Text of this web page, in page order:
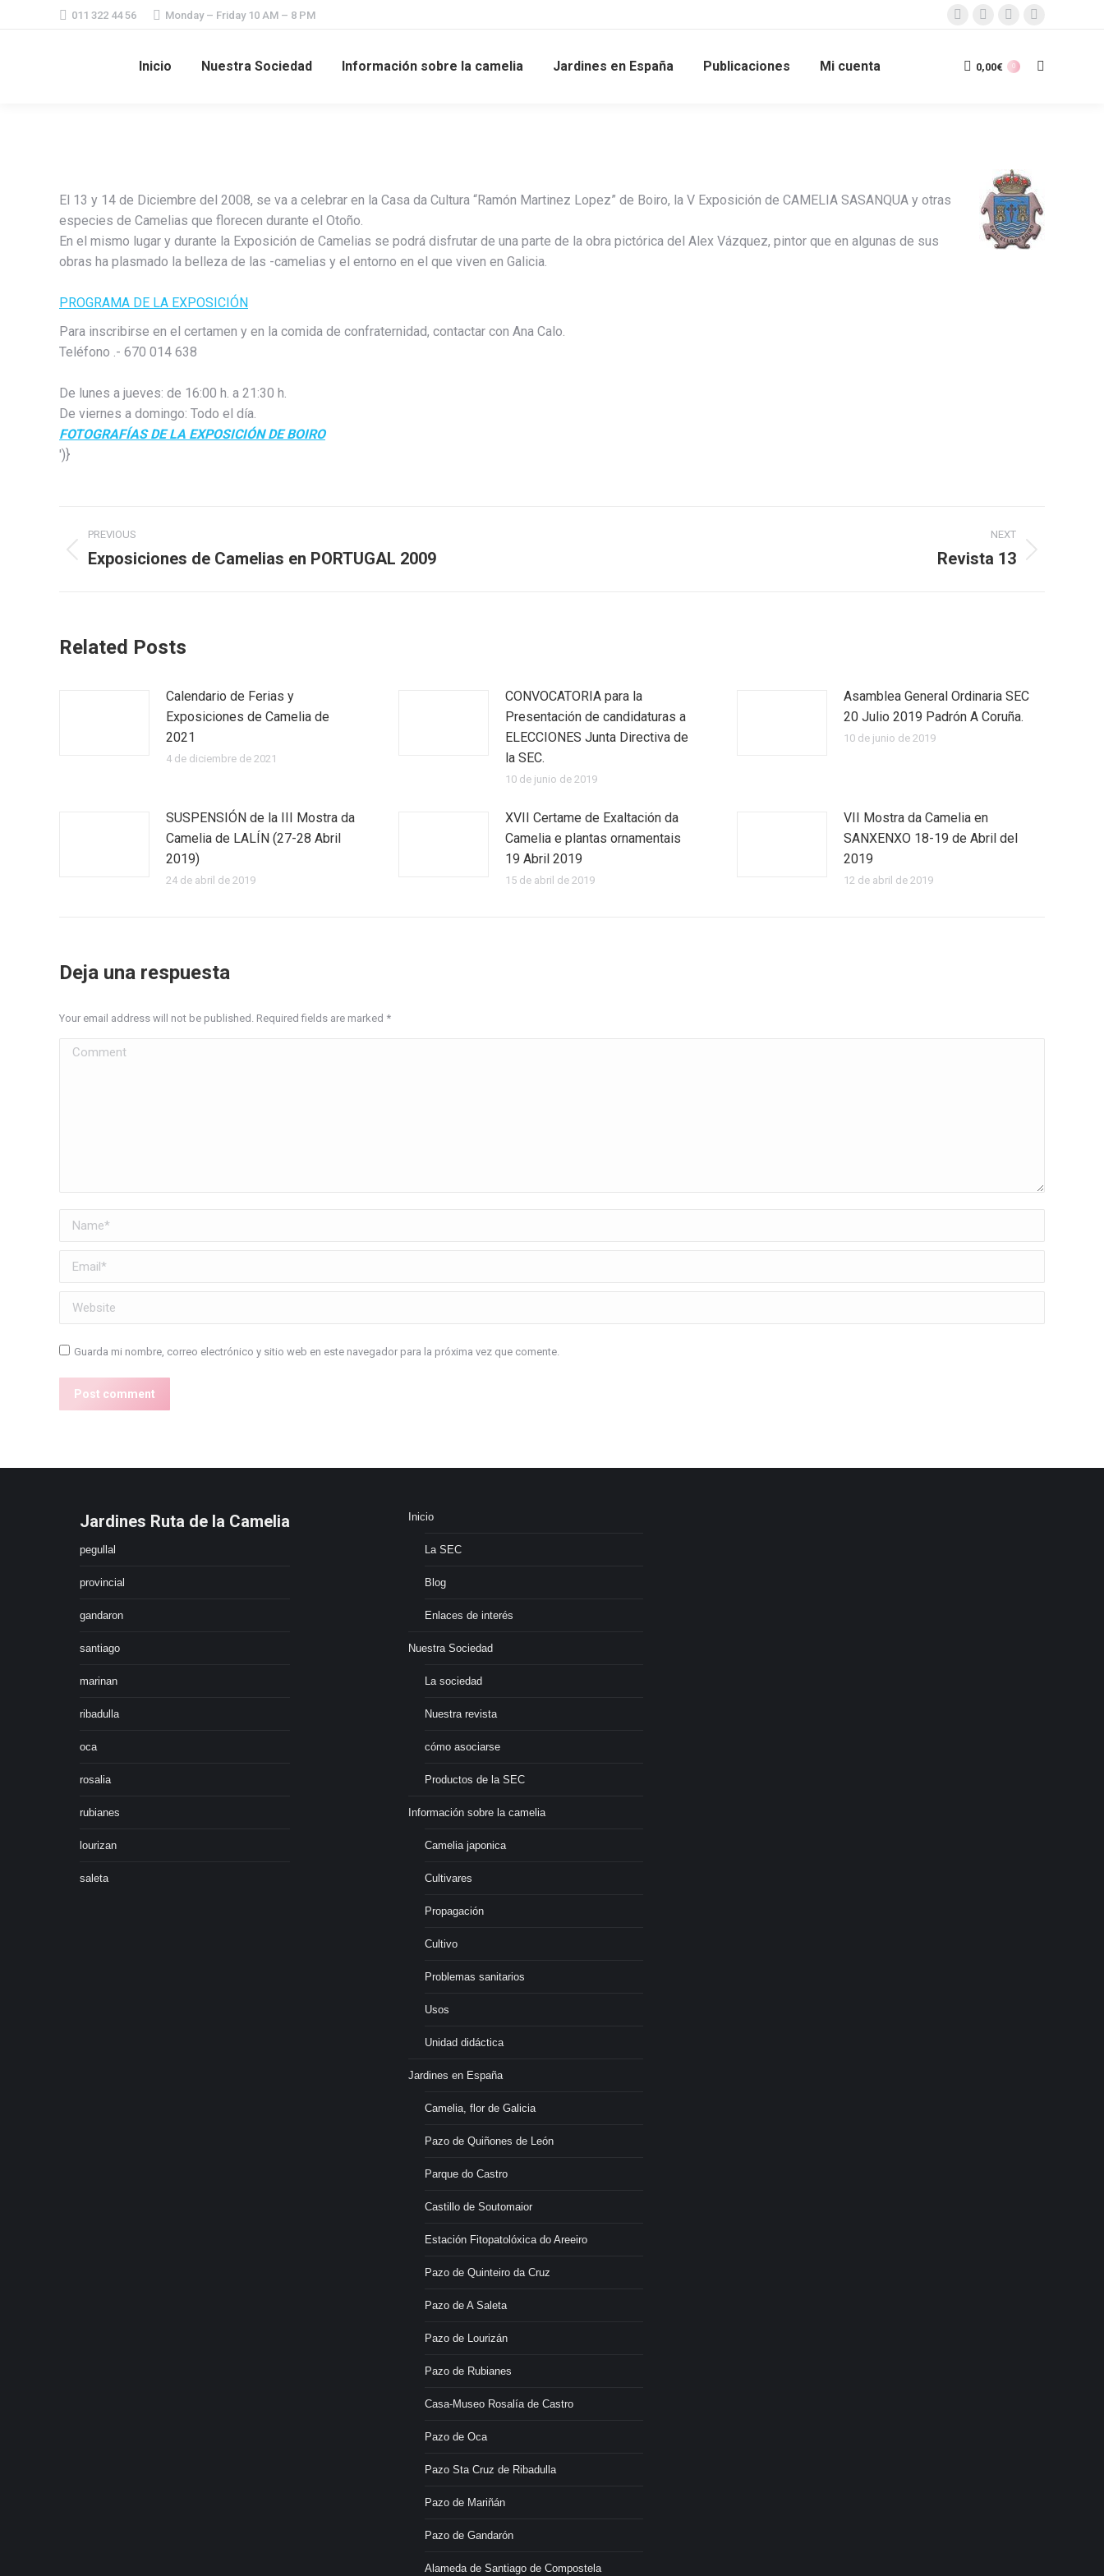
011 322 44 56 Monday – Friday 10 AM – 8 PM
Facebook
opens
X
opens
Instagram
opens
YouTube
opens
Inicio Nuestra Sociedad Información sobre la camelia Jardines en España Publicaciones Mi cuenta 0,00€ 0 Search:
El 13 y 14 de Diciembre del 2008, se va a celebrar en la Casa da Cultura “Ramón Martinez Lopez” de Boiro, la V Exposición de CAMELIA SASANQUA y otras
especies de Camelias que florecen durante el Otoño.
En el mismo lugar y durante la Exposición de Camelias se podrá disfrutar de una parte de la obra pictórica del Alex Vázquez, pintor que en algunas de sus
obras ha plasmado la belleza de las -camelias y el entorno en el que viven en Galicia.
PROGRAMA DE LA EXPOSICIÓN
Para inscribirse en el certamen y en la comida de confraternidad, contactar con Ana Calo.
Teléfono .- 670 014 638
De lunes a jueves: de 16:00 h. a 21:30 h.
De viernes a domingo: Todo el día.
FOTOGRAFÍAS DE LA EXPOSICIÓN DE BOIRO
')}
Post
navigation
PREVIOUS
Previous
Exposiciones de Camelias en PORTUGAL 2009
NEXT
Revista 13
Related Posts
Calendario de Ferias y
Exposiciones de Camelia de
2021
4 de diciembre de 2021
CONVOCATORIA para la
Presentación de candidaturas a
ELECCIONES Junta Directiva de
la SEC.
10 de junio de 2019
Asamblea General Ordinaria SEC
20 Julio 2019 Padrón A Coruña.
10 de junio de 2019
SUSPENSIÓN de la III Mostra da
Camelia de LALÍN (27-28 Abril
2019)
24 de abril de 2019
XVII Certame de Exaltación da
Camelia e plantas ornamentais
19 Abril 2019
15 de abril de 2019
VII Mostra da Camelia en
SANXENXO 18-19 de Abril del
2019
12 de abril de 2019
Deja una respuesta
Your email address will not be published. Required fields are marked *
Comment
Name *
Email *
Website
Guarda mi nombre, correo electrónico y sitio web en este navegador para la próxima vez que comente.
Post comment
Jardines Ruta de la Camelia
pegullal
provincial
gandaron
santiago
marinan
ribadulla
oca
rosalia
rubianes
lourizan
saleta
Inicio
La SEC
Blog
Enlaces de interés
Nuestra Sociedad
La sociedad
Nuestra revista
cómo asociarse
Productos de la SEC
Información sobre la camelia
Camelia japonica
Cultivares
Propagación
Cultivo
Problemas sanitarios
Usos
Unidad didáctica
Jardines en España
Camelia, flor de Galicia
Pazo de Quiñones de León
Parque do Castro
Castillo de Soutomaior
Estación Fitopatolóxica do Areeiro
Pazo de Quinteiro da Cruz
Pazo de A Saleta
Pazo de Lourizán
Pazo de Rubianes
Casa-Museo Rosalía de Castro
Pazo de Oca
Pazo Sta Cruz de Ribadulla
Pazo de Mariñán
Pazo de Gandarón
Alameda de Santiago de Compostela